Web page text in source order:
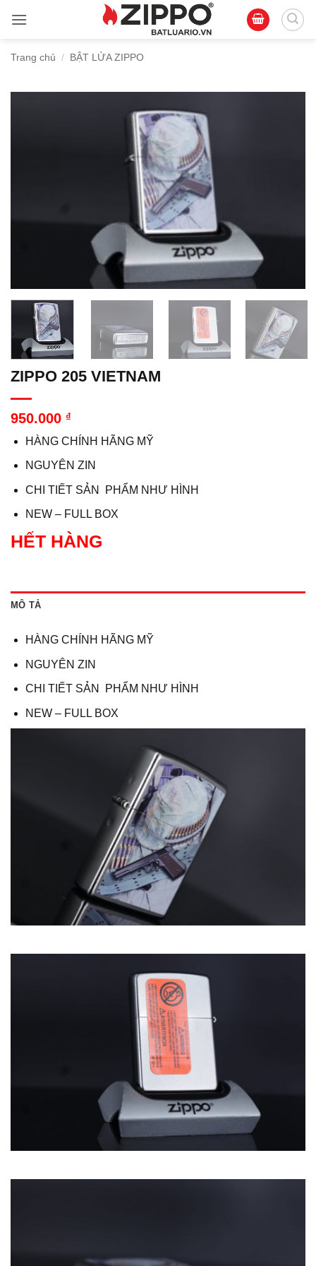
qua
dungTrang chủ / BẬT LỬA ZIPPO
ZIPPO 205 VIETNAM
950.000 ₫
HÀNG CHÍNH HÃNG MỸ
NGUYÊN ZIN
CHI TIẾT SẢN PHẨM NHƯ HÌNH
NEW – FULL BOX
HẾT HÀNG
MÔ TẢ
HÀNG CHÍNH HÃNG MỸ
NGUYÊN ZIN
CHI TIẾT SẢN PHẨM NHƯ HÌNH
NEW – FULL BOX